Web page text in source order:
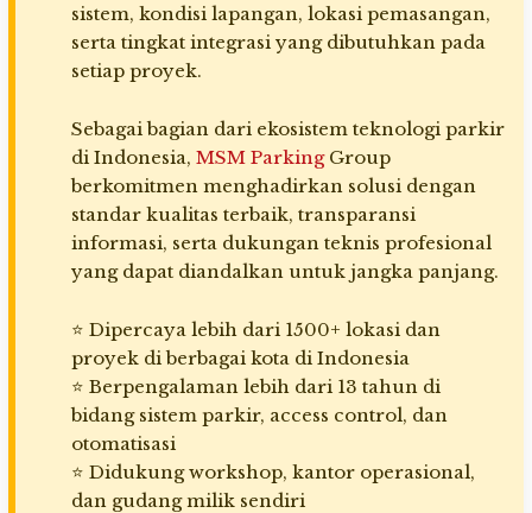
sistem, kondisi lapangan, lokasi pemasangan,
serta tingkat integrasi yang dibutuhkan pada
setiap proyek.
Sebagai bagian dari ekosistem teknologi parkir
di Indonesia, MSM ParkingGroup
berkomitmen menghadirkan solusi dengan
standar kualitas terbaik, transparansi
informasi, serta dukungan teknis profesional
yang dapat diandalkan untuk jangka panjang.
⭐ Dipercaya lebih dari 1500+ lokasi dan
proyek di berbagai kota di Indonesia
⭐ Berpengalaman lebih dari 13 tahun di
bidang sistem parkir, access control, dan
otomatisasi
⭐ Didukung workshop, kantor operasional,
dan gudang milik sendiri